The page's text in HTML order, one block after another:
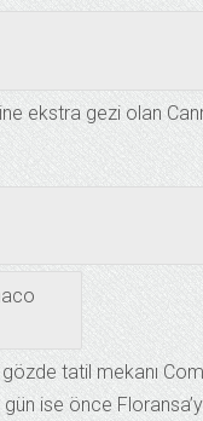
ekstra gezi olan
tatil mekanı
gün ise önce